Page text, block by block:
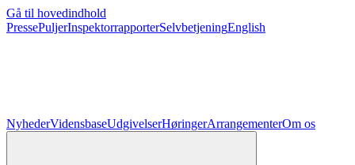
Gå til hovedindhold
PressePuljerInspektorrapporterSelvbetjeningEnglish
NyhederVidensbaseUdgivelserHøringerArrangementerOm os